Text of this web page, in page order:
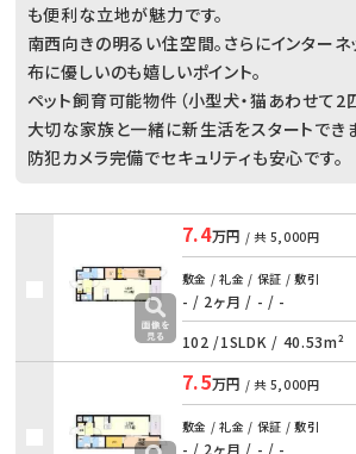
も便利な立地が魅力です。
南西向きの明るい住空間。さらにインターネ
布に優しいのも嬉しいポイント。
ペット飼育可能物件（小型犬・猫あわせて2
大切な家族と一緒に新生活をスタートでき
防犯カメラ完備でセキュリティも安心です。
7.4万円 / 共 5,000円
敷金 / 礼金 / 保証 / 敷引
- / 2ヶ月 / - / -
102 /1SLDK / 40.53m²
7.5万円 / 共 5,000円
敷金 / 礼金 / 保証 / 敷引
- / 2ヶ月 / - / -